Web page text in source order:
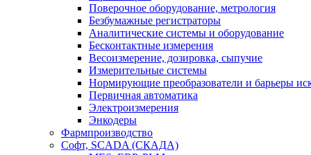
Поверочное оборудование, метрология
Безбумажные регистраторы
Аналитические системы и оборудование
Бесконтактные измерения
Весоизмерение, дозировка, сыпучие
Измерительные системы
Нормирующие преобразователи и барьеры
Первичная автоматика
Электроизмерения
Энкодеры
Фармпроизводство
Софт, SCADA (СКАДА)